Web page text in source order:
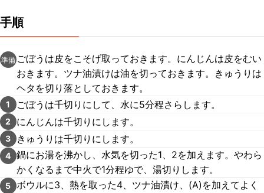
手順
準備 ごぼうは皮をこそげ取っておきます。にんじんは皮をむい
おきます。ツナ油漬けは油を切っておきます。きゅうりは
ヘタを切り落としておきます。
1 ごぼうは千切りにして、水に5分程さらします。
2 にんじんは千切りにします。
3 きゅうりは千切りにします。
4 鍋にお湯を沸かし、水気を切った1、2を加えます。やわら
かくなるまで中火で1分程ゆで、湯切りします。
5 ボウルに3、熱を取った4、ツナ油漬け、(A)を加えてよく